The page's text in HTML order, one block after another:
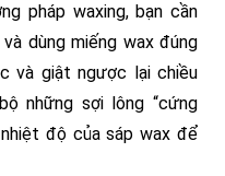
pháp waxing, bạn cần
dùng miếng wax đúng
và giật ngược lại chiều
những sợi lông “cứng
độ của sáp wax để